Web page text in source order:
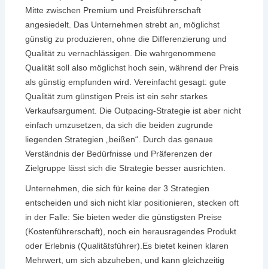
Mitte zwischen Premium und Preisführerschaft
angesiedelt. Das Unternehmen strebt an, möglichst
günstig zu produzieren, ohne die Differenzierung und
Qualität zu vernachlässigen. Die wahrgenommene
Qualität soll also möglichst hoch sein, während der Preis
als günstig empfunden wird. Vereinfacht gesagt: gute
Qualität zum günstigen Preis ist ein sehr starkes
Verkaufsargument. Die Outpacing-Strategie ist aber nicht
einfach umzusetzen, da sich die beiden zugrunde
liegenden Strategien „beißen“. Durch das genaue
Verständnis der Bedürfnisse und Präferenzen der
Zielgruppe lässt sich die Strategie besser ausrichten.
Unternehmen, die sich für keine der 3 Strategien
entscheiden und sich nicht klar positionieren, stecken oft
in der Falle: Sie bieten weder die günstigsten Preise
(Kostenführerschaft), noch ein herausragendes Produkt
oder Erlebnis (Qualitätsführer).Es bietet keinen klaren
Mehrwert, um sich abzuheben, und kann gleichzeitig